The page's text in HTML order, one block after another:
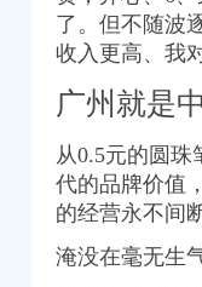
-易车网|汽车
-重庆乐居
奔西跑了（图）_搜
理_代办注册公司价格
了。但不随波
收入更高、我
广州就是
从0.5元的圆珠
代的品牌价值
的经营永不间
淹没在毫无生